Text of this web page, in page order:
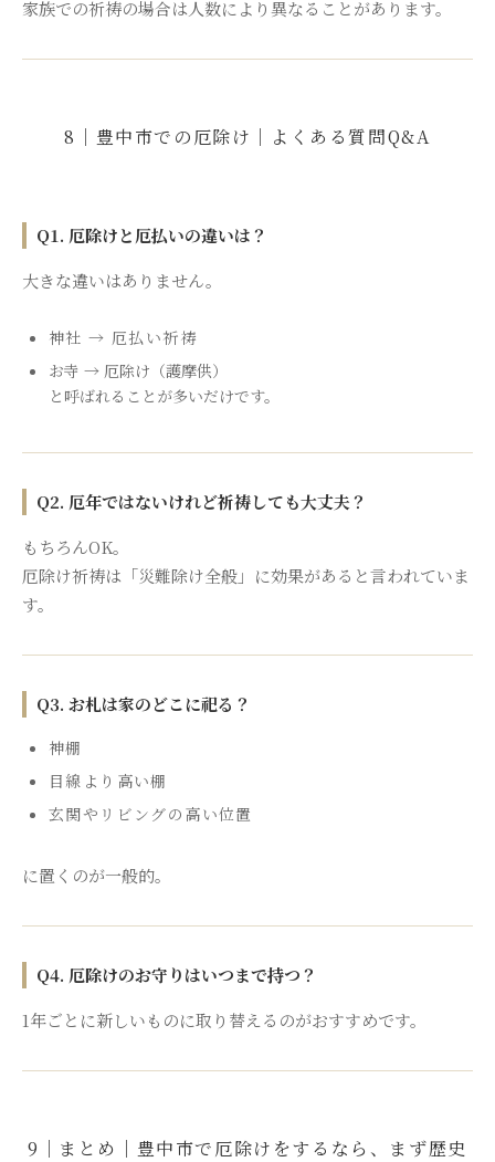
家族での祈祷の場合は人数により異なることがあります。
8｜豊中市での厄除け｜よくある質問Q&A
Q1. 厄除けと厄払いの違いは？
大きな違いはありません。
神社 → 厄払い祈祷
お寺 → 厄除け（護摩供）
と呼ばれることが多いだけです。
Q2. 厄年ではないけれど祈祷しても大丈夫？
もちろんOK。
厄除け祈祷は「災難除け全般」に効果があると言われていま
す。
Q3. お札は家のどこに祀る？
神棚
目線より高い棚
玄関やリビングの高い位置
に置くのが一般的。
Q4. 厄除けのお守りはいつまで持つ？
1年ごとに新しいものに取り替えるのがおすすめです。
9｜まとめ｜豊中市で厄除けをするなら、まず歴史